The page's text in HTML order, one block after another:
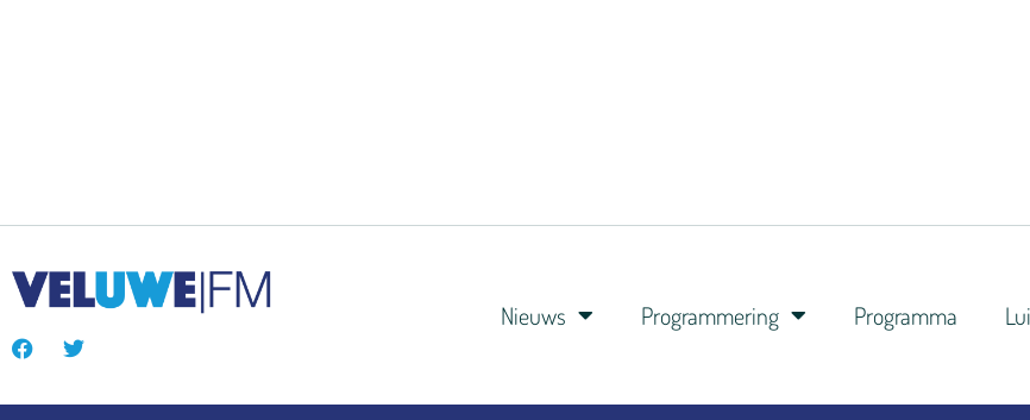
Nieuws Programmering Programma